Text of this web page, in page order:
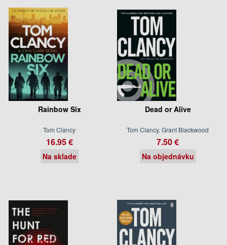
Rainbow Six
Tom Clancy
16.95 €
Na sklade
Dead or Alive
Tom Clancy, Grant Blackwood
7.50 €
Na objednávku